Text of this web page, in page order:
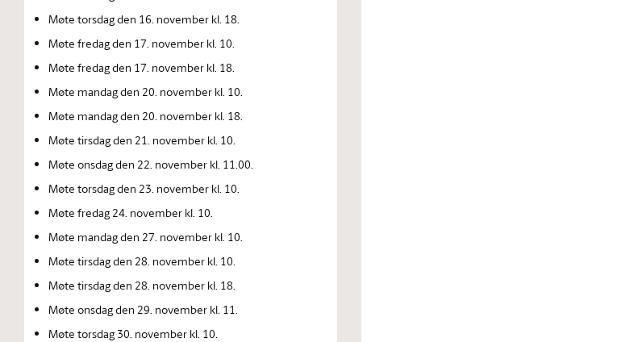
Møte torsdag den 16. november kl. 18.
Møte fredag den 17. november kl. 10.
Møte fredag den 17. november kl. 18.
Møte mandag den 20. november kl. 10.
Møte mandag den 20. november kl. 18.
Møte tirsdag den 21. november kl. 10.
Møte onsdag den 22. november kl. 11.00.
Møte torsdag den 23. november kl. 10.
Møte fredag 24. november kl. 10.
Møte mandag den 27. november kl. 10.
Møte tirsdag den 28. november kl. 10.
Møte tirsdag den 28. november kl. 18.
Møte onsdag den 29. november kl. 11.
Møte torsdag 30. november kl. 10.